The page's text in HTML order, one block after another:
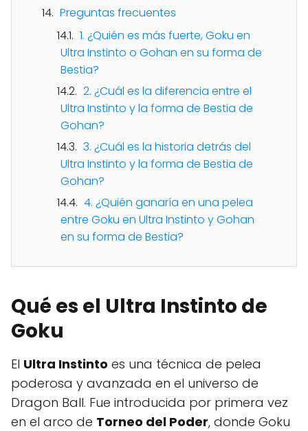
Preguntas frecuentes
1. ¿Quién es más fuerte, Goku en
Ultra Instinto o Gohan en su forma de
Bestia?
2. ¿Cuál es la diferencia entre el
Ultra Instinto y la forma de Bestia de
Gohan?
3. ¿Cuál es la historia detrás del
Ultra Instinto y la forma de Bestia de
Gohan?
4. ¿Quién ganaría en una pelea
entre Goku en Ultra Instinto y Gohan
en su forma de Bestia?
Qué es el Ultra Instinto de
Goku
El Ultra Instinto es una técnica de pelea
poderosa y avanzada en el universo de
Dragon Ball. Fue introducida por primera vez
en el arco de Torneo del Poder, donde Goku